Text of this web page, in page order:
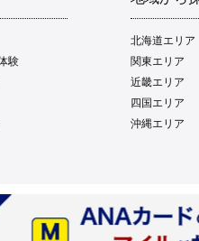
験
北海道エリア
関東エリア
近畿エリア
四国エリア
沖縄エリア